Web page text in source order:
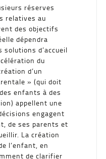
réserves
relatives au
des objectifs
dépendra
solutions d’accueil
du
d’un
» (qui doit
enfants à des
appellent une
engagent
de ses parents et
La création
l’enfant, en
de clarifier